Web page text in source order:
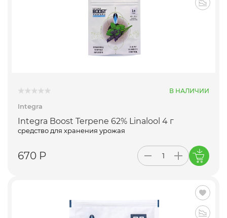
В НАЛИЧИИ
Integra
Integra Boost Terpene 62% Linalool 4 г
средство для хранения урожая
670 Р